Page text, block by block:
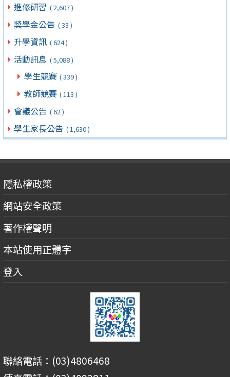
進修研習 ( 2,607 )
獎學金公告 ( 33 )
升學資訊 ( 624 )
活動訊息 ( 5,088 )
學生競賽 ( 339 )
教師競賽 ( 113 )
會議公告 ( 62 )
學生家長公告 ( 1,630 )
隱私權政策
網站安全政策
著作權聲明
本站使用正體字
登入
聯絡電話：(03)4806468